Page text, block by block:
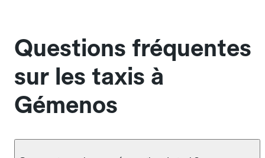
Questions fréquentes
sur les taxis à
Gémenos